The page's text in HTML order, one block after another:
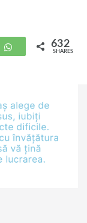
WhatsApp
632
SHARES